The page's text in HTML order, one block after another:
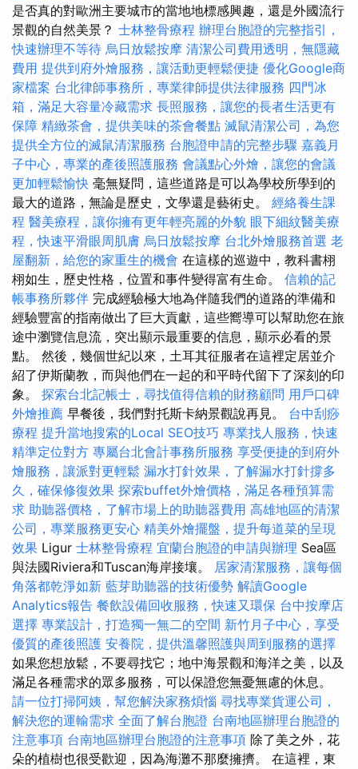
是否真的對歐洲主要城市的當地地標感興趣，還是外國流行
景觀的自然美景？ 士林整骨療程 辦理台胞證的完整指引，
快速辦理不等待 烏日放鬆按摩 清潔公司費用透明，無隱藏
費用 提供到府外燴服務，讓活動更輕鬆便捷 優化Google商
家檔案 台北律師事務所，專業律師提供法律服務 四門冰
箱，滿足大容量冷藏需求 長照服務，讓您的長者生活更有
保障 精緻茶會，提供美味的茶會餐點 滅鼠清潔公司，為您
提供全方位的滅鼠清潔服務 台胞證申請的完整步驟 嘉義月
子中心，專業的產後照護服務 會議點心外燴，讓您的會議
更加輕鬆愉快 毫無疑問，這些道路是可以為學校所學到的
最大的道路，無論是歷史，文學還是藝術史。 經絡養生課
程 醫美療程，讓你擁有更年輕亮麗的外貌 眼下細紋醫美療
程，快速平滑眼周肌膚 烏日放鬆按摩 台北外燴服務首選 老
屋翻新，給您的家重生的機會 在這樣的巡遊中，教科書栩
栩如生，歷史性格，位置和事件變得富有生命。 信賴的記
帳事務所夥伴 完成經驗極大地為伴隨我們的道路的準備和
經驗豐富的指南做出了巨大貢獻，這些嚮導可以幫助您在旅
途中瀏覽信息流，突出顯示最重要的信息，顯示必看的景
點。 然後，幾個世紀以來，土耳其征服者在這裡定居並介
紹了伊斯蘭教，而與他們在一起的和平時代留下了深刻的印
象。 探索台北記帳士，尋找值得信賴的財務顧問 用戶口碑
外燴推薦 早餐後，我們對托斯卡納景觀說再見。 台中刮痧
療程 提升當地搜索的Local SEO技巧 專業找人服務，快速
精準定位對方 專屬台北會計事務所服務 享受便捷的到府外
燴服務，讓派對更輕鬆 漏水打針效果，了解漏水打針撐多
久，確保修復效果 探索buffet外燴價格，滿足各種預算需
求 助聽器價格，了解市場上的助聽器費用 高雄地區的清潔
公司，專業服務更安心 精美外燴擺盤，提升每道菜的呈現
效果 Ligur 士林整骨療程 宜蘭台胞證的申請與辦理 Sea區
與法國Riviera和Tuscan海岸接壤。 居家清潔服務，讓每個
角落都乾淨如新 藍芽助聽器的技術優勢 解讀Google
Analytics報告 餐飲設備回收服務，快速又環保 台中按摩店
選擇 專業設計，打造獨一無二的空間 新竹月子中心，享受
優質的產後照護 安養院，提供溫馨照護與周到服務的選擇
如果您想放鬆，不要尋找它；地中海景觀和海洋之美，以及
滿足各種需求的眾多服務，可以保證您無憂無慮的休息。
請一位打掃阿姨，幫您解決家務煩惱 尋找專業貨運公司，
解決您的運輸需求 全面了解台胞證 台南地區辦理台胞證的
注意事項 台南地區辦理台胞證的注意事項 除了美之外，花
朵的植樹也很受歡迎，因為海灘不那麼擁擠。 在這裡，東